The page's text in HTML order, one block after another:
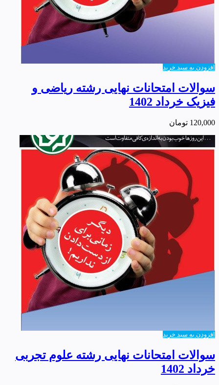
افزودن به سبد خرید
سوالات امتحانات نهایی رشته ریاضی و
فیزیک خرداد 1402
120,000 تومان
افزودن به سبد خرید
سوالات امتحانات نهایی رشته علوم تجربی
خرداد 1402